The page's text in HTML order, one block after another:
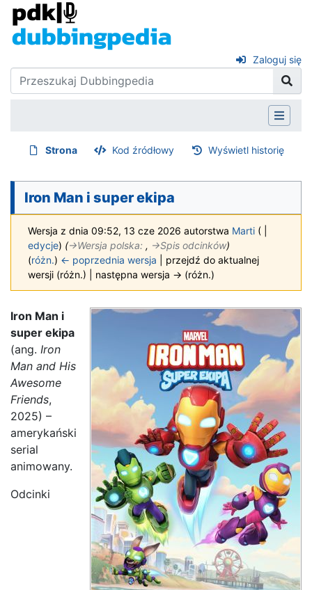
Zaloguj się
Strona Kod źródłowy Wyświetl historię
Iron Man i super ekipa
Wersja z dnia 09:52, 13 cze 2026 autorstwa Marti (
edycje) (→‎Wersja polska: , →‎Spis odcinków)
(różn.) ← poprzednia wersja | przejdź do aktualnej
wersji (różn.) | następna wersja → (różn.)
Iron Man i
super ekipa
(ang. Iron
Man and His
Awesome
Friends,
2025) –
amerykański
serial
animowany.
Odcinki